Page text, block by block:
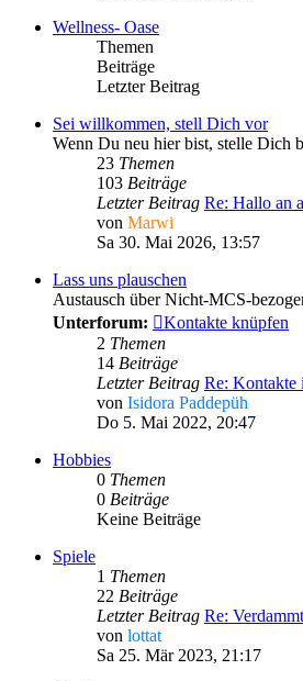
Wellness- Oase
Themen
Beiträge
Letzter Beitrag
Sei willkommen, stell Dich vor
Wenn Du neu hier bist, stelle Dich
23 Themen
103 Beiträge
Letzter Beitrag Re: Hallo an
von Marwi
Sa 30. Mai 2026, 13:57
Lass uns plauschen
Austausch über Nicht-MCS-
Unterforum:
Kontakte knüpfen
2 Themen
14 Beiträge
Letzter Beitrag Re: Kontakte
von Isidora Paddepüh
Do 5. Mai 2022, 20:47
Hobbies
0 Themen
0 Beiträge
Keine Beiträge
Spiele
1 Themen
22 Beiträge
Letzter Beitrag Re:
von lottat
Sa 25. Mär 2023, 21:17